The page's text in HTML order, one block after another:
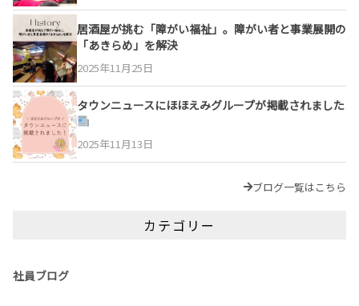
居酒屋が挑む「障がい福祉」。障がい者と事業展開の
「あきらめ」を解決
2025年11月25日
タウンニュースにほほえみグループが掲載されました
2025年11月13日
ブログ一覧はこちら
カテゴリー
社員ブログ